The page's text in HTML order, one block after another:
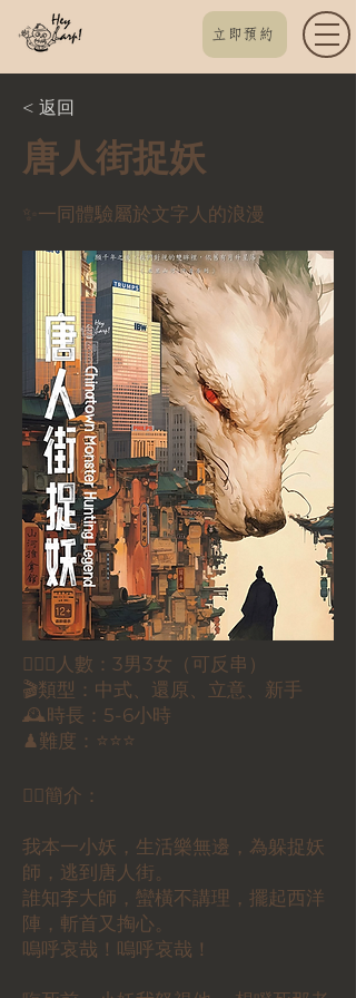
立即預約
< 返回
唐人街捉妖
✨一同體驗屬於文字人的浪漫
🕵🏻‍♀️人數：3男3女（可反串）
🎬類型：中式、還原、立意、新手
🕰時長：5-6小時
♟難度：⭐⭐⭐
✍🏼簡介：
我本一小妖，生活樂無邊，為躲捉妖
師，逃到唐人街。
誰知李大師，蠻橫不講理，擺起西洋
陣，斬首又掏心。
嗚呼哀哉！嗚呼哀哉！